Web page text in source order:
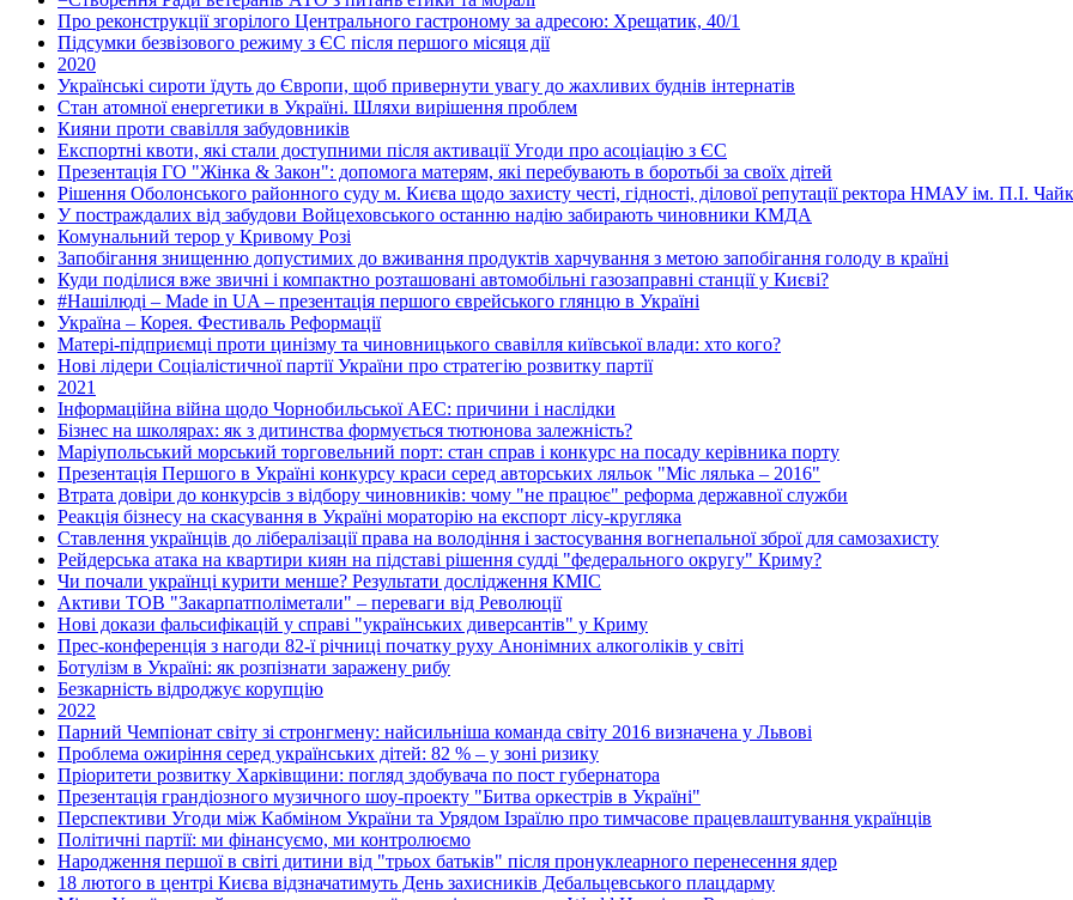
Про реконструкції згорілого Центрального гастроному за адресою: Хрещатик, 40/1
Підсумки безвізового режиму з ЄС після першого місяця дії
2020
Українські сироти їдуть до Європи, щоб привернути увагу до жахливих буднів інтернатів
Стан атомної енергетики в Україні. Шляхи вирішення проблем
Кияни проти свавілля забудовників
Експортні квоти, які стали доступними після активації Угоди про асоціацію з ЄС
Презентація ГО "Жінка & Закон": допомога матерям, які перебувають в боротьбі за своїх дітей
Рішення Оболонського районного суду м. Києва щодо захисту честі, гідності, ділової репутації ректора НМАУ ім. П.І.
У постраждалих від забудови Войцеховського останню надію забирають чиновники КМДА
Комунальний терор у Кривому Розі
Запобігання знищенню допустимих до вживання продуктів харчування з метою запобігання голоду в країні
Куди поділися вже звичні і компактно розташовані автомобільні газозаправні станції у Києві?
#Нашілюді – Made in UA – презентація першого єврейського глянцю в Україні
Україна – Корея. Фестиваль Реформації
Матері-підприємці проти цинізму та чиновницького свавілля київської влади: хто кого?
Нові лідери Соціалістичної партії України про стратегію розвитку партії
2021
Інформаційна війна щодо Чорнобильської АЕС: причини і наслідки
Бізнес на школярах: як з дитинства формується тютюнова залежність?
Маріупольський морський торговельний порт: стан справ і конкурс на посаду керівника порту
Презентація Першого в Україні конкурсу краси серед авторських ляльок "Міс лялька – 2016"
Втрата довіри до конкурсів з відбору чиновників: чому "не працює" реформа державної служби
Реакція бізнесу на скасування в Україні мораторію на експорт лісу-кругляка
Ставлення українців до лібералізації права на володіння і застосування вогнепальної зброї для самозахисту
Рейдерська атака на квартири киян на підставі рішення судді "федерального округу" Криму?
Чи почали українці курити менше? Результати дослідження КМІС
Активи ТОВ "Закарпатполіметали" – переваги від Революції
Нові докази фальсифікацій у справі "українських диверсантів" у Криму
Прес-конференція з нагоди 82-ї річниці початку руху Анонімних алкоголіків у світі
Ботулізм в Україні: як розпізнати заражену рибу
Безкарність відроджує корупцію
2022
Парний Чемпіонат світу зі стронгмену: найсильніша команда світу 2016 визначена у Львові
Проблема ожиріння серед українських дітей: 82 % – у зоні ризику
Пріоритети розвитку Харківщини: погляд здобувача по пост губернатора
Презентація грандіозного музичного шоу-проекту "Битва оркестрів в Україні"
Перспективи Угоди між Кабміном України та Урядом Ізраїлю про тимчасове працевлаштування українців
Політичні партії: ми фінансуємо, ми контролюємо
Народження першої в світі дитини від "трьох батьків" після пронуклеарного перенесення ядер
18 лютого в центрі Києва відзначатимуть День захисників Дебальцевського плацдарму